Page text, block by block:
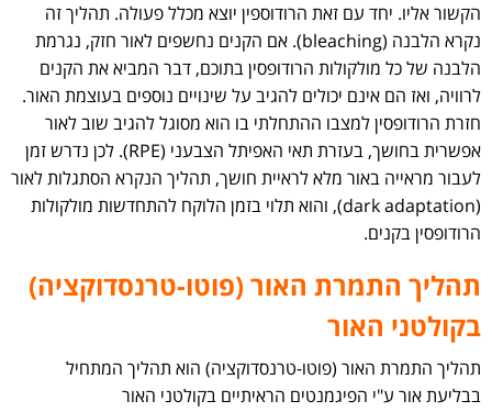
הקשור אליו. יחד עם זאת הרודוספין יוצא מכלל פעולה. תהליך זה
נקרא הלבנה (bleaching). אם הקנים נחשפים לאור חזק, נגרמת
הלבנה של כל מולקולות הרודופסין בתוכם, דבר המביא את הקנים
לרוויה, ואז הם אינם יכולים להגיב על שינויים נוספים בעוצמת האור.
חזרת הרודופסין למצבו ההתחלתי בו הוא מסוגל להגיב שוב לאור
אפשרית בחושך, בעזרת תאי האפיתל הצבעני (RPE). לכן נדרש זמן
לעבור מראייה באור מלא לראיית חושך, תהליך הנקרא הסתגלות לאור
(dark adaptation), והוא תלוי בזמן הלוקח להתחדשות מולקולות
הרודופסין בקנים.
תהליך התמרת האור (פוטו-טרנסדוקציה)
בקולטני האור
תהליך התמרת האור (פוטו-טרנסדוקציה) הוא תהליך המתחיל
בבליעת אור ע"י הפיגמנטים הראיתיים בקולטני האור